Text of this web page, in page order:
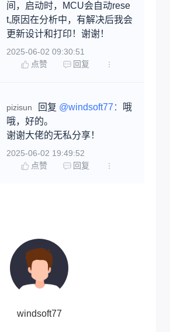
间，启动时，MCU会自动rese
t,原因在分析中，有解决后我会
更新设计和打印！谢谢！
2025-06-02 09:30:51
点赞
回复
pizisun 回复 @windsoft77：
哦
哦，好的。
谢谢大佬的无私分享！
2025-06-02 19:49:52
点赞
回复
windsoft77